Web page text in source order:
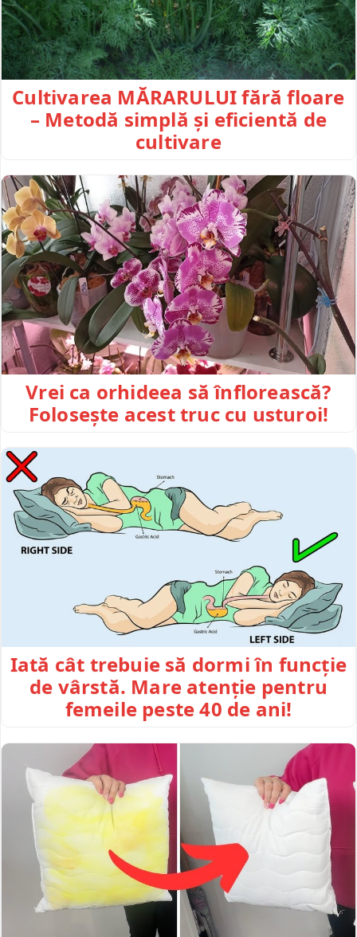
Cultivarea MĂRARULUI fără floare
– Metodă simplă și eficientă de
cultivare
Vrei ca orhideea să înflorească?
Folosește acest truc cu usturoi!
Iată cât trebuie să dormi în funcție
de vârstă. Mare atenție pentru
femeile peste 40 de ani!